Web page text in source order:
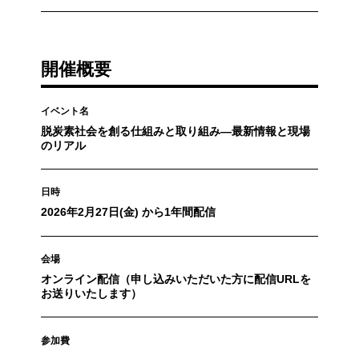
開催概要
イベント名
脱炭素社会を創る仕組みと取り組み―最新情報と現場
のリアル
日時
2026年2月27日(金) から1年間配信
会場
オンライン配信（申し込みいただいた方に配信URLを
お送りいたします）
参加費